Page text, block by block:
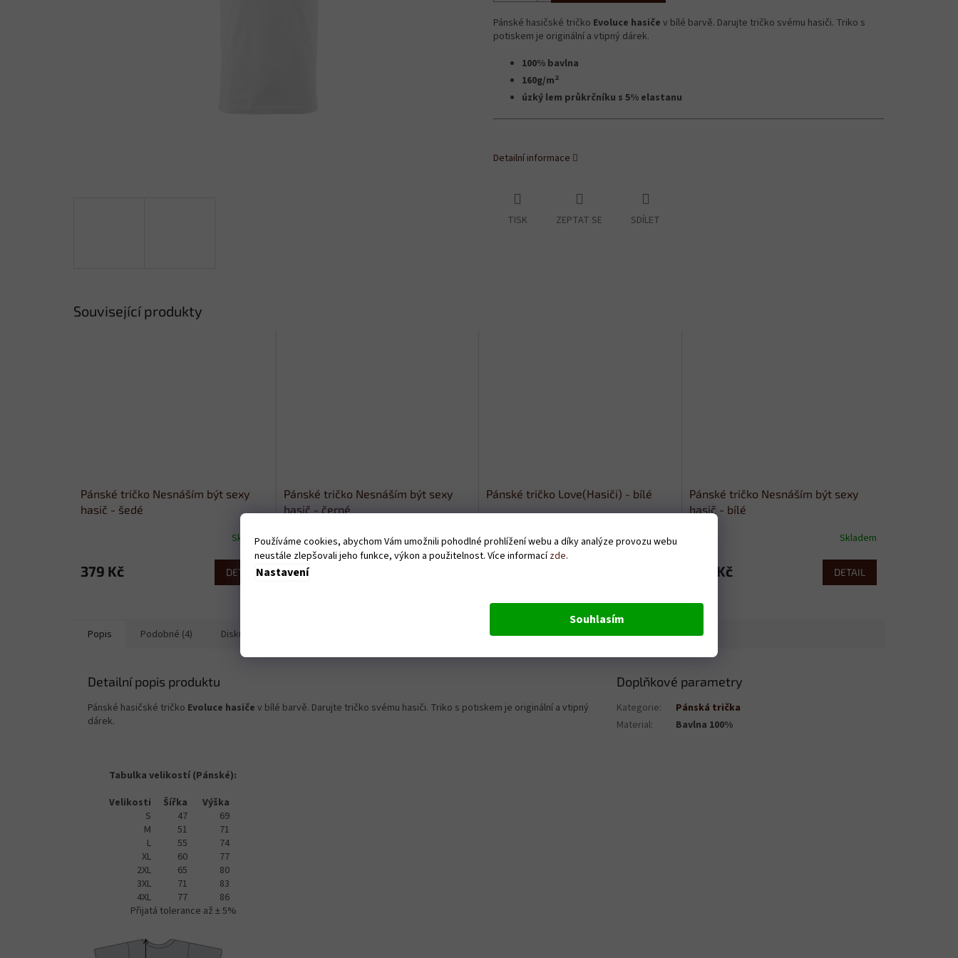
Používáme cookies, abychom Vám umožnili pohodlné prohlížení webu a díky analýze provozu webu
neustále zlepšovali jeho funkce, výkon a použitelnost. Více informacízde.
Nastavení
Souhlasím
Pánské hasičské tričko Evoluce hasiče v bílé barvě. Darujte tričko svému hasiči. Triko s
potiskem je originální a vtipný dárek.
100% bavlna
160g/m2
úzký lem průkrčníku s 5% elastanu
Detailní informace
TISK ZEPTAT SE SDÍLET
Související produkty
Pánské tričko Nesnáším být sexy
hasič - šedé
Skladem
379 Kč DETAIL
Pánské tričko Nesnáším být sexy
hasič - černé
Skladem
379 Kč
Pánské tričko Love(Hasiči) - bílé
Skladem
Pánské tričko Nesnáším být sexy
hasič - bílé
Skladem
379 Kč DETAIL
Popis Podobné (4) Diskuze
Detailní popis produktu
Pánské hasičské tričko Evoluce hasiče v bílé barvě. Darujte tričko svému hasiči. Triko s potiskem je originální a vtipný
dárek.
Tabulka velikostí (Pánské):
Velikosti
Šířka
Výška
S
47
69
M
51
71
L
55
74
XL
60
77
2XL
65
80
3XL
71
83
4XL
77
86
Přijatá tolerance až ± 5%
Doplňkové parametry
Kategorie:
Pánská trička
Material: Bavlna 100%